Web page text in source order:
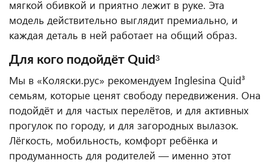
мягкой обивкой и приятно лежит в руке. Эта
модель действительно выглядит премиально, и
каждая деталь в ней работает на общий образ.
Для кого подойдёт Quid³
Мы в «Коляски.рус» рекомендуем Inglesina Quid³
семьям, которые ценят свободу передвижения. Она
подойдёт и для частых перелётов, и для активных
прогулок по городу, и для загородных вылазок.
Лёгкость, мобильность, комфорт ребёнка и
продуманность для родителей — именно этот